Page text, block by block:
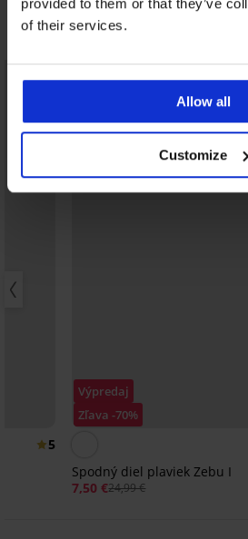
provided to them or that they’ve
of their services.
Allow all
Customize
Objavte
5
Výpredaj
Zľava -70%
Spodný diel plaviek Zebu I
7,50 €24,99 €